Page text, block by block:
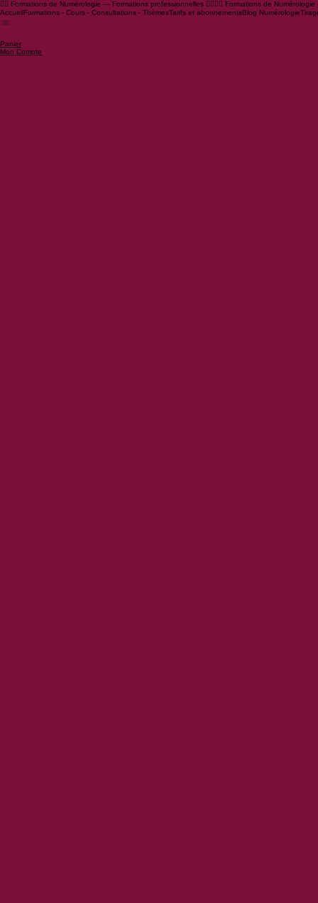
🧙‍♂️ Formations de Numérologie — Formations professionnelles 🧙‍♀️
AccueilFormations - Cours - Consultations - ThèmesTarifs et abonnementsBlog Numérologie
Panier
Mon Compte